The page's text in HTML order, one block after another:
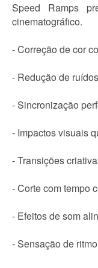
Speed Ramps
cinematográfico.
- Correção de cor
- Redução de
- Sincronização
- Impactos visuais
- Transições
- Corte com tempo
- Efeitos de som
- Sensação de